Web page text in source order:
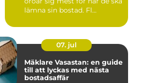
lämna sin bostad. Fl...
07. jul
Mäklare Vasastan: en guide
till att lyckas med nästa
bostadsaffär